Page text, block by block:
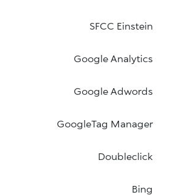
SFCC Einstein
Google Analytics
Google Adwords
GoogleTag Manager
Doubleclick
Bing